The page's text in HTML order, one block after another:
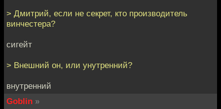
> Дмитрий, если не секрет, кто производитель
винчестера?
сигейт
> Внешний он, или унутренний?
внутренний
Goblin »